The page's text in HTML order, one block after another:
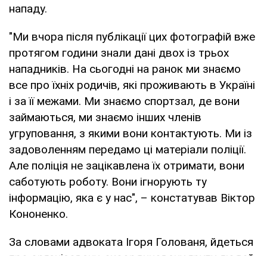
нападу.
"Ми вчора після публікації цих фотографій вже
протягом години знали дані двох із трьох
нападників. На сьогодні на ранок ми знаємо
все про їхніх родичів, які проживають в Україні
і за її межами. Ми знаємо спортзал, де вони
займаються, ми знаємо інших членів
угруповання, з якими вони контактують. Ми із
задоволенням передамо ці матеріали поліції.
Але поліція не зацікавлена їх отримати, вони
саботують роботу. Вони ігнорують ту
інформацію, яка є у нас", – констатував Віктор
Кононенко.
За словами адвоката Ігоря Голованя, йдеться